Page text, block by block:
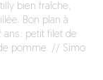
bien fraîche,
Bon plan à
: petit filet de
pomme. // Simo